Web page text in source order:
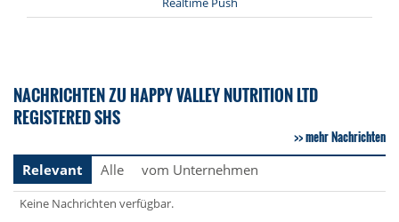
NACHRICHTEN ZU HAPPY VALLEY NUTRITION LTD
REGISTERED SHS
mehr Nachrichten
Relevant
Alle vom Unternehmen
Keine Nachrichten verfügbar.